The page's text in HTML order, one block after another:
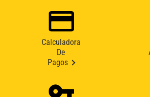
Calculadora
De
Pagos